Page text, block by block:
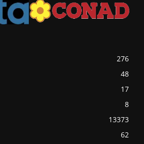
276
48
17
8
13373
62